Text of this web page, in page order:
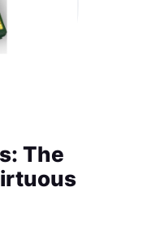
The